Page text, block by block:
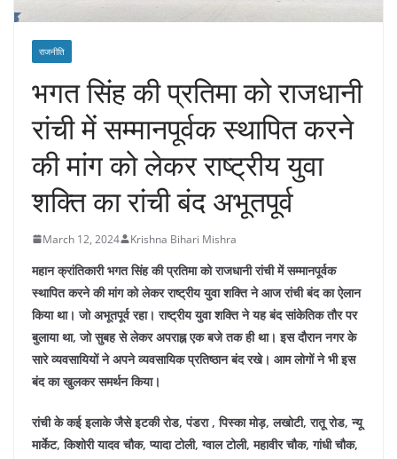
राजनीति
भगत सिंह की प्रतिमा को राजधानी
रांची में सम्मानपूर्वक स्थापित करने
की मांग को लेकर राष्ट्रीय युवा
शक्ति का रांची बंद अभूतपूर्व
March 12, 2024 Krishna Bihari Mishra
महान क्रांतिकारी भगत सिंह की प्रतिमा को राजधानी रांची में सम्मानपूर्वक
स्थापित करने की मांग को लेकर राष्ट्रीय युवा शक्ति ने आज रांची बंद का ऐलान
किया था। जो अभूतपूर्व रहा। राष्ट्रीय युवा शक्ति ने यह बंद सांकेतिक तौर पर
बुलाया था, जो सुबह से लेकर अपराह्न एक बजे तक ही था। इस दौरान नगर के
सारे व्यवसायियों ने अपने व्यवसायिक प्रतिष्ठान बंद रखे। आम लोगों ने भी इस
बंद का खुलकर समर्थन किया।
रांची के कई इलाके जैसे इटकी रोड, पंडरा , पिस्का मोड़, लखोटी, रातू रोड, न्यू
मार्केट, किशोरी यादव चौक, प्यादा टोली, ग्वाल टोली, महावीर चौक, गांधी चौक,